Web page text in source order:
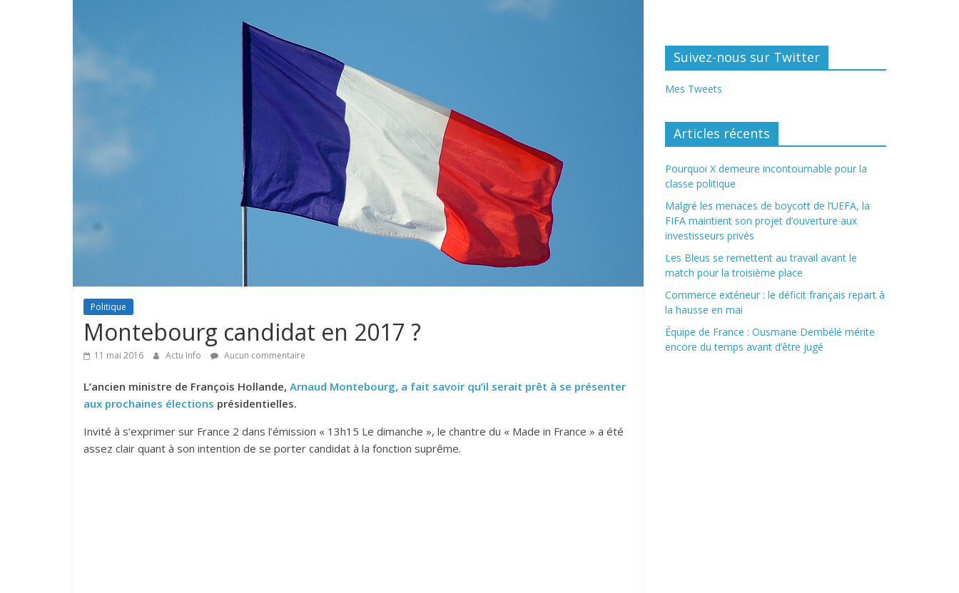
Politique
Montebourg candidat en 2017 ?
11 mai 2016 Actu Info Aucun commentaire
L’ancien ministre de François Hollande, Arnaud Montebourg, a fait savoir qu’il serait prêt à se présenter
aux prochaines élections présidentielles.
Invité à s’exprimer sur France 2 dans l’émission « 13h15 Le dimanche », le chantre du « Made in France » a été
assez clair quant à son intention de se porter candidat à la fonction suprême.
Suivez-nous sur Twitter
Mes Tweets
Articles récents
Pourquoi X demeure incontournable pour la
classe politique
Malgré les menaces de boycott de l’UEFA, la
FIFA maintient son projet d’ouverture aux
investisseurs privés
Les Bleus se remettent au travail avant le
match pour la troisième place
Commerce extérieur : le déficit français repart à
la hausse en mai
Équipe de France : Ousmane Dembélé mérite
encore du temps avant d’être jugé